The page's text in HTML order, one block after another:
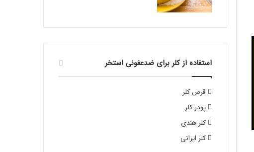
استفاده از کلر برای ضدعفونی استخر
قرص کلر
پودر کلر
کلر هندی
کلر ایرانی